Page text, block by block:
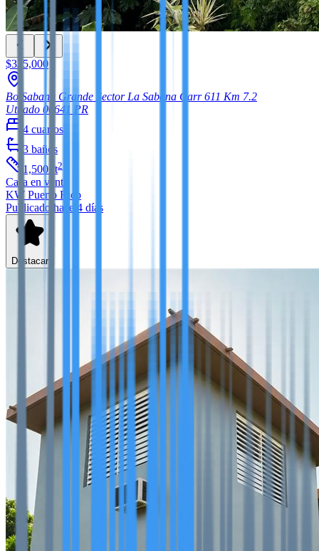
$325,000
Bo Sabana Grande Sector La Sabana Carr 611 Km 7.2
Utuado 00641 PR
4 cuartos
3 baños
1,500 ft2
Casa en venta
KW Puerto Rico
Publicado hace 4 días
Destacar